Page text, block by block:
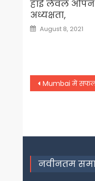
हाई लेवल
अध्यक्षता,
Posted
on
August 8, 2021
Post
Mumbai में सफल रहा वैक्सीनेशन अभियान, दोनों
नवीनतम